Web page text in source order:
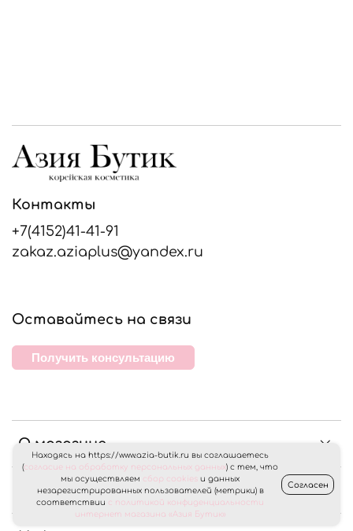
О магазине
Клиентам
Контакты
+7(4152)41-41-91
zakaz.aziaplus@yandex.ru
Оставайтесь на связи
Получить консультацию
Находясь на https://www.azia-butik.ru вы соглашаетесь
(согласие на обработку персональных данных) с тем, что
мы осуществляем сбор cookies и данных
незарегистрированных пользователей (метрики) в
соответствии с политикой конфиденциальности
интернет магазина «Азия Бутик»
Согласен